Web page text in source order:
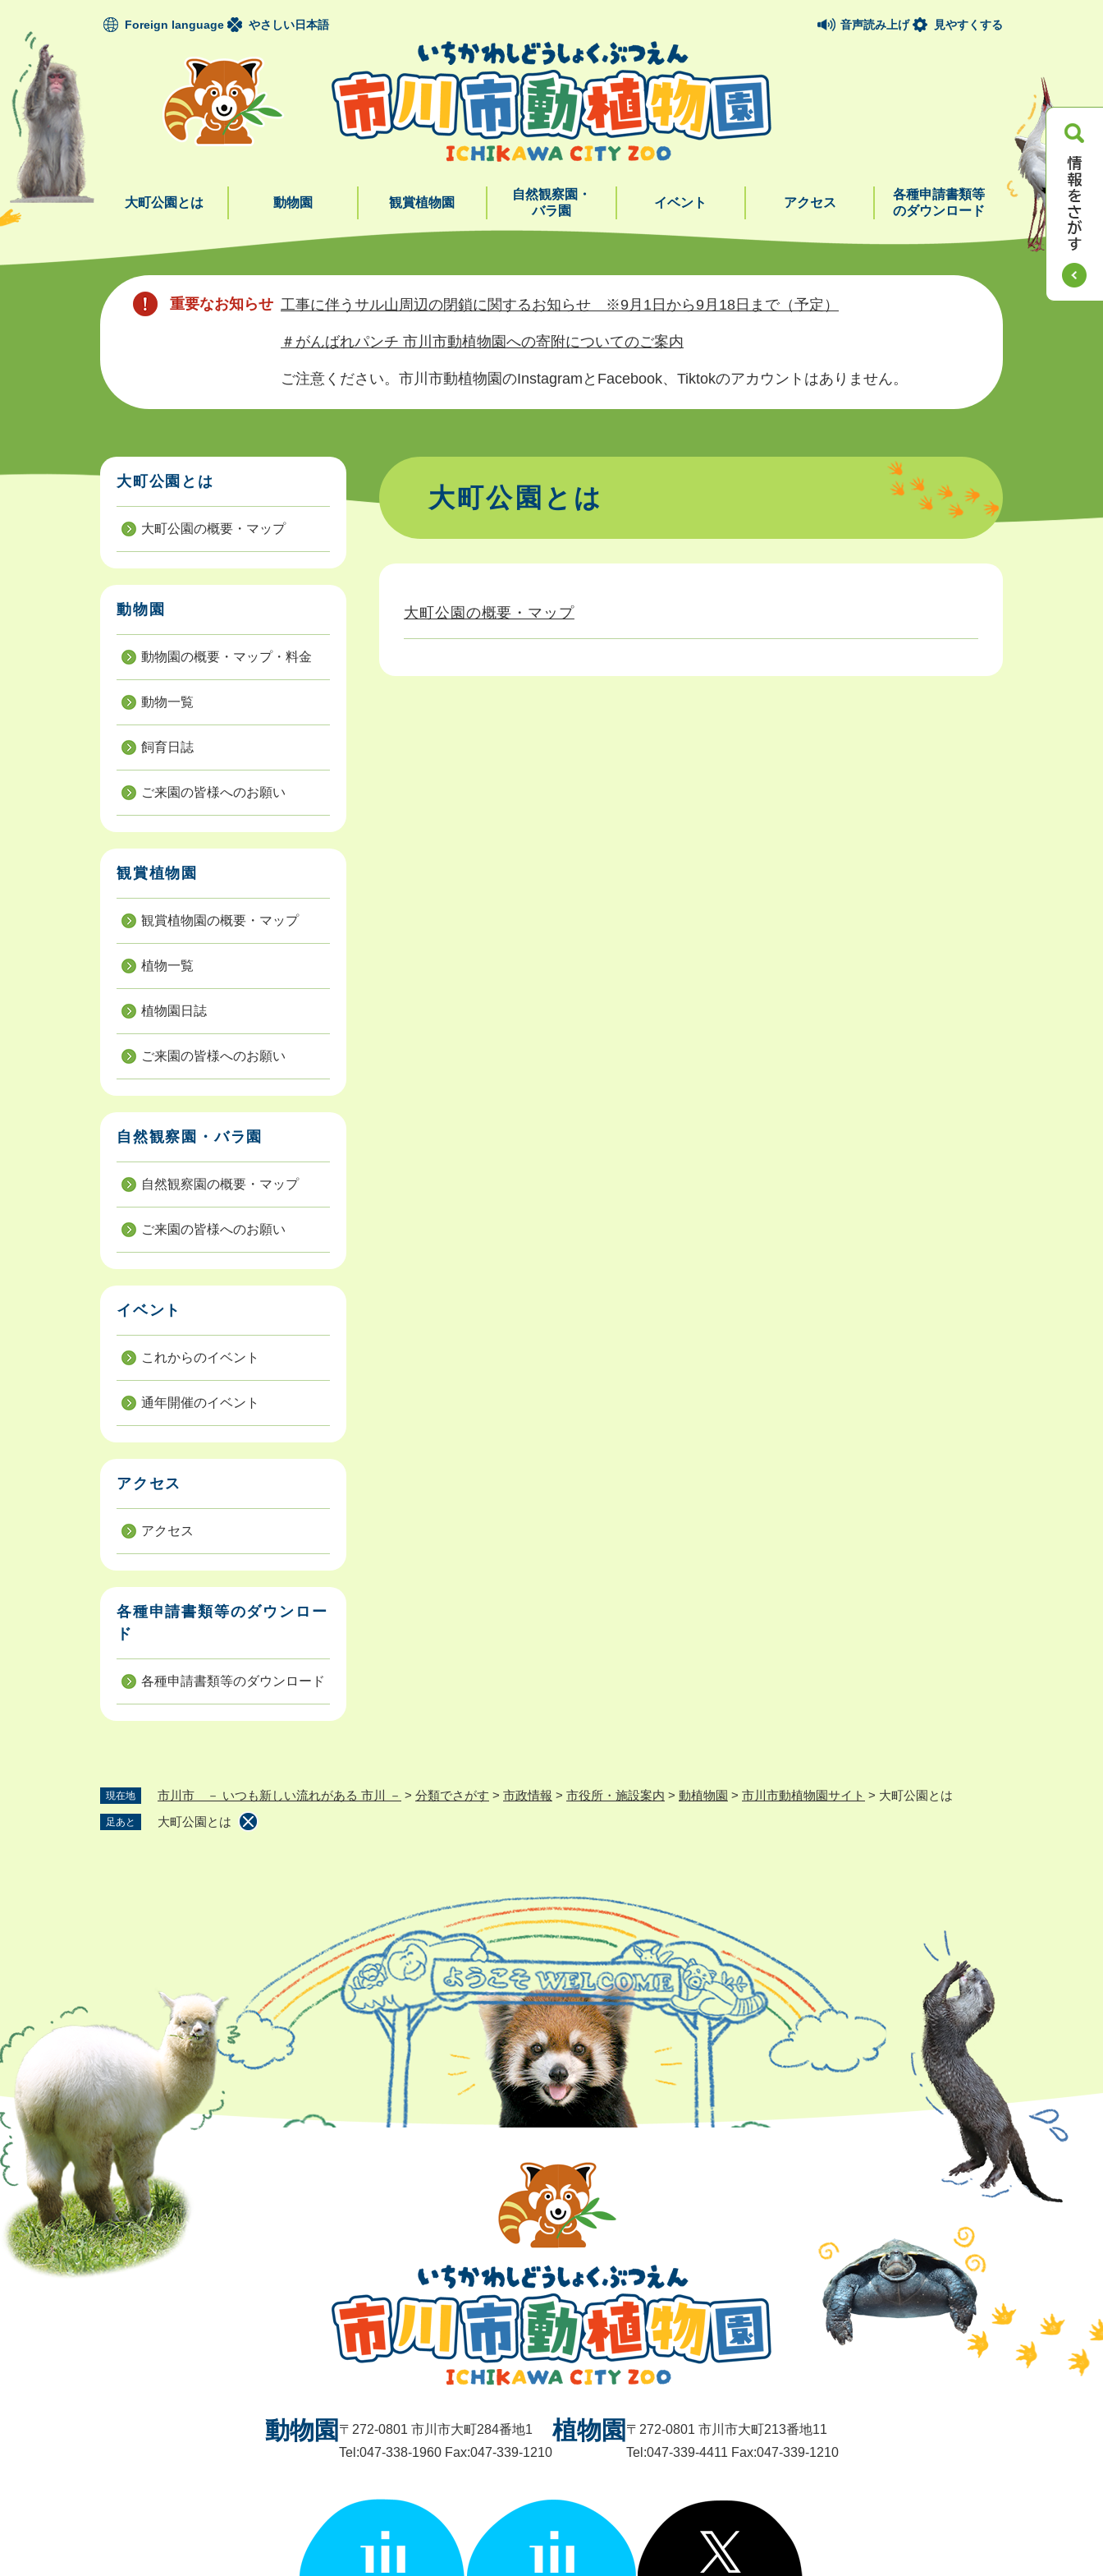
頭
Foreign language
やさしい日本語 音声読み上げ 見やすくする
大町公園とは 動物園 観賞植物園
自然観察園・
バラ園
イベント アクセス
各種申請書類等
のダウンロード
重要なお知らせ 工事に伴うサル山周辺の閉鎖に関するお知らせ ※9月1日から9月18日まで（予定）
＃がんばれパンチ 市川市動植物園への寄附についてのご案内
ご注意ください。市川市動植物園のInstagramとFacebook、Tiktokのアカウントはありません。
大町公園とは
大町公園の概要・マップ
大町公園とは
大町公園の概要・マップ
動物園
動物園の概要・マップ・料金
動物一覧
飼育日誌
ご来園の皆様へのお願い
観賞植物園
観賞植物園の概要・マップ
植物一覧
植物園日誌
ご来園の皆様へのお願い
自然観察園・バラ園
自然観察園の概要・マップ
ご来園の皆様へのお願い
イベント
これからのイベント
通年開催のイベント
アクセス
アクセス
各種申請書類等のダウンロー
ド
各種申請書類等のダウンロード
現在地 市川市 － いつも新しい流れがある 市川 － > 分類でさがす > 市政情報 > 市役所・施設案内 > 動植物園 > 市川市動植物園サイト > 大町公園とは
足あと 大町公園とは
動物園 〒272-0801 市川市大町284番地1
Tel:047-338-1960 Fax:047-339-1210
植物園 〒272-0801 市川市大町213番地11
Tel:047-339-4411 Fax:047-339-1210